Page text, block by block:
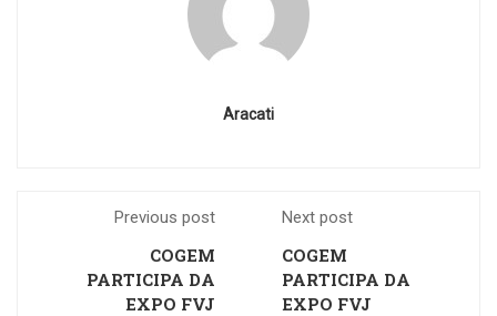
Aracati
Previous post
COGEM
PARTICIPA DA
EXPO FVJ
Next post
COGEM
PARTICIPA DA
EXPO FVJ